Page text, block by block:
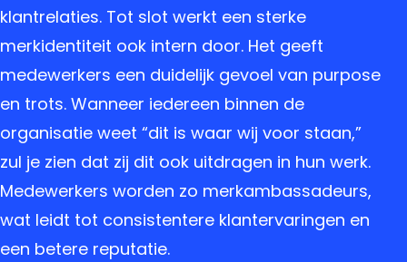
klantrelaties. Tot slot werkt een sterke
merkidentiteit ook intern door. Het geeft
medewerkers een duidelijk gevoel van purpose
en trots. Wanneer iedereen binnen de
organisatie weet “dit is waar wij voor staan,”
zul je zien dat zij dit ook uitdragen in hun werk.
Medewerkers worden zo merkambassadeurs,
wat leidt tot consistentere klantervaringen en
een betere reputatie.